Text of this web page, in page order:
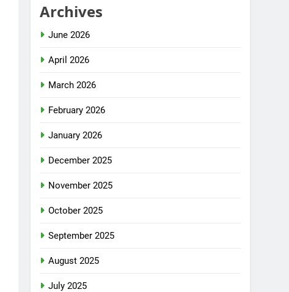
Archives
June 2026
April 2026
March 2026
February 2026
January 2026
December 2025
November 2025
October 2025
September 2025
August 2025
July 2025